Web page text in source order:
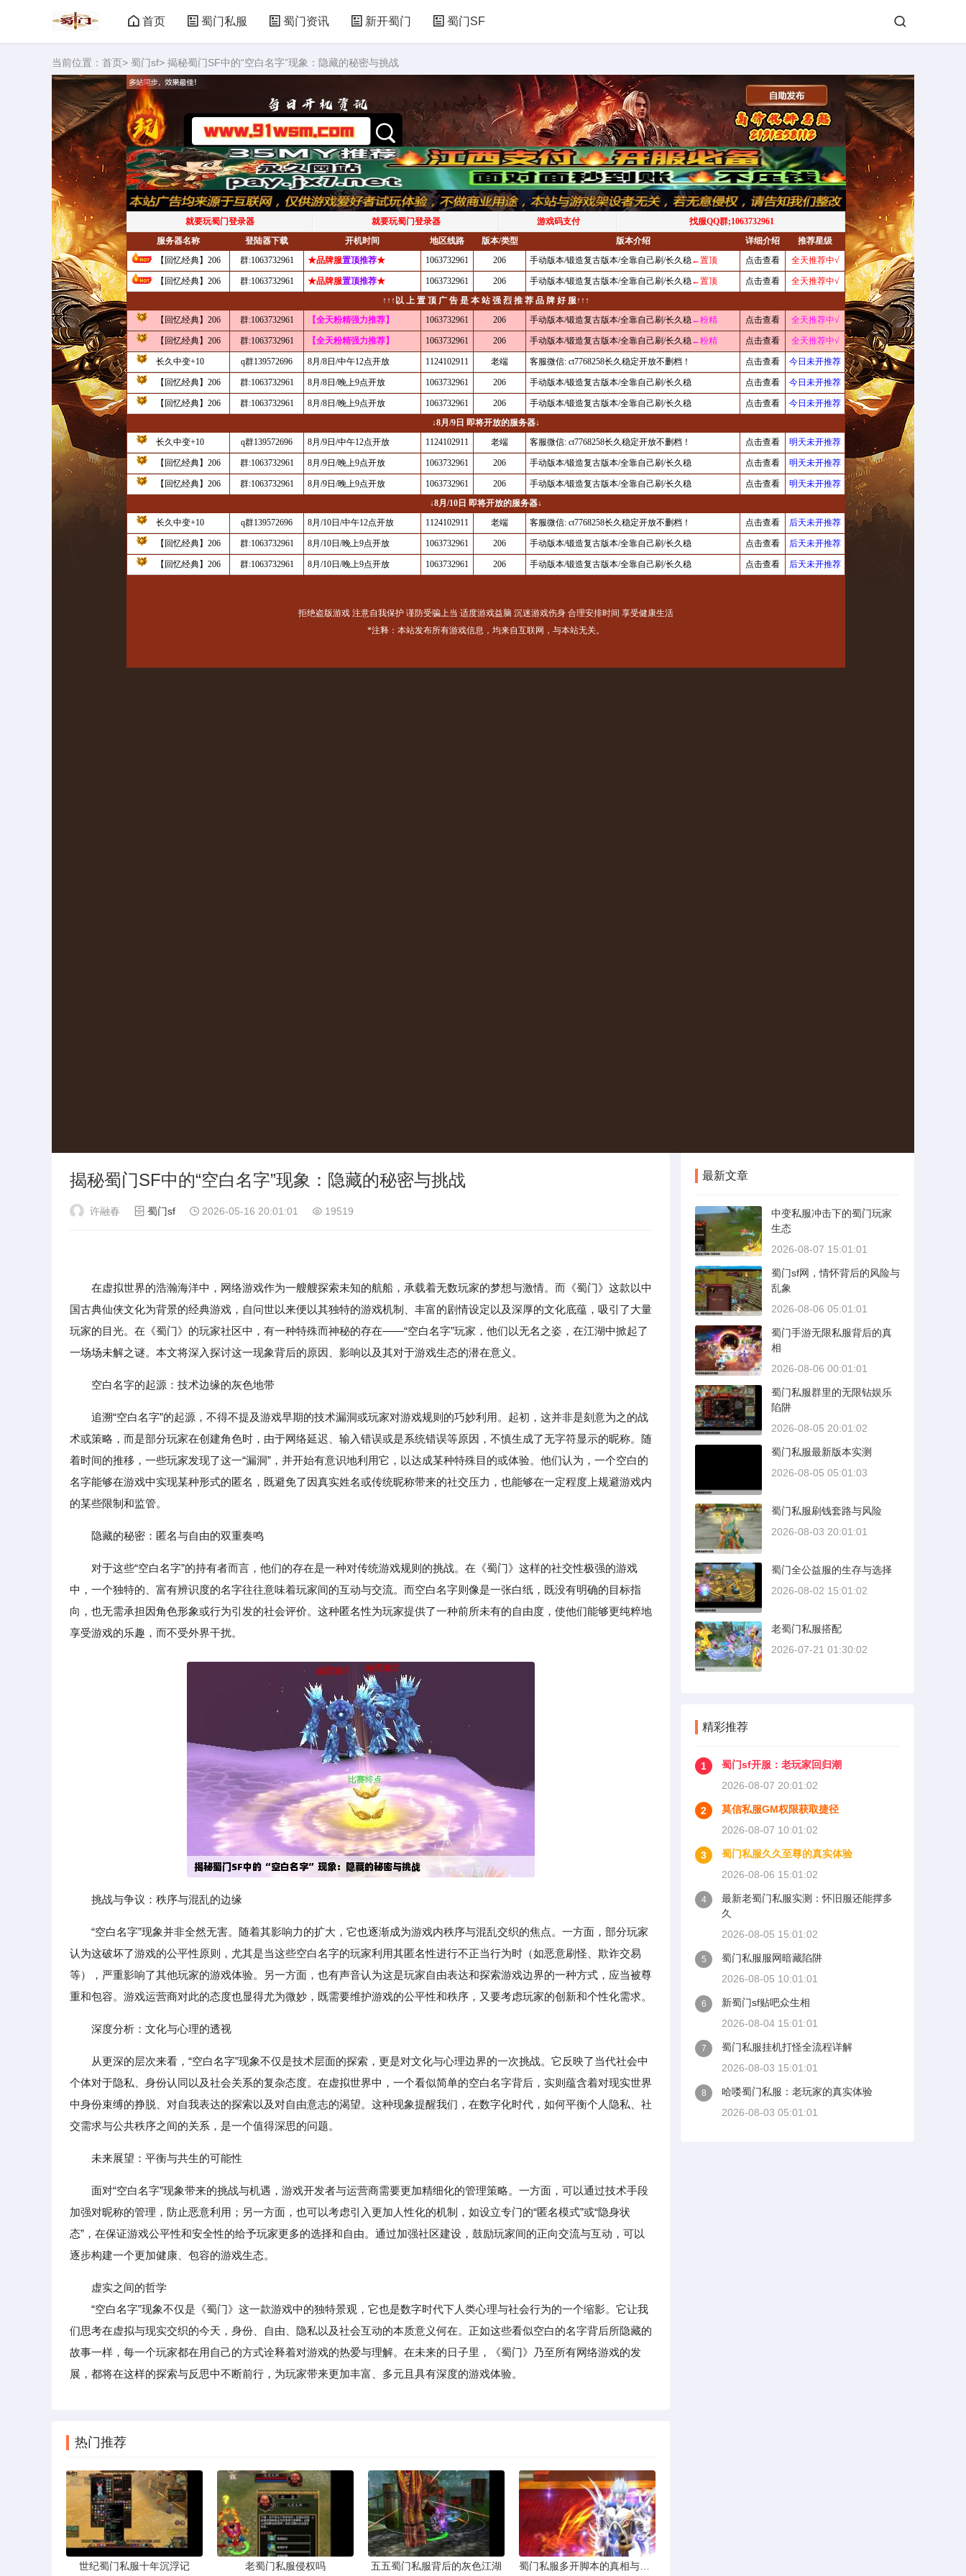
首页 蜀门私服 蜀门资讯 新开蜀门 蜀门SF
当前位置： 首页> 蜀门sf> 揭秘蜀门SF中的“空白名字”现象：隐藏的秘密与挑战
揭秘蜀门SF中的“空白名字”现象：隐藏的秘密与挑战
许融春 蜀门sf 2026-05-16 20:01:01 19519
在虚拟世界的浩瀚海洋中，网络游戏作为一艘艘探索未知的航船，承载着无数玩家的梦想与激情。而《蜀门》这款以中
国古典仙侠文化为背景的经典游戏，自问世以来便以其独特的游戏机制、丰富的剧情设定以及深厚的文化底蕴，吸引了大量
玩家的目光。在《蜀门》的玩家社区中，有一种特殊而神秘的存在——“空白名字”玩家，他们以无名之姿，在江湖中掀起了
一场场未解之谜。本文将深入探讨这一现象背后的原因、影响以及其对于游戏生态的潜在意义。
空白名字的起源：技术边缘的灰色地带
追溯“空白名字”的起源，不得不提及游戏早期的技术漏洞或玩家对游戏规则的巧妙利用。起初，这并非是刻意为之的战
术或策略，而是部分玩家在创建角色时，由于网络延迟、输入错误或是系统错误等原因，不慎生成了无字符显示的昵称。随
着时间的推移，一些玩家发现了这一“漏洞”，并开始有意识地利用它，以达成某种特殊目的或体验。他们认为，一个空白的
名字能够在游戏中实现某种形式的匿名，既避免了因真实姓名或传统昵称带来的社交压力，也能够在一定程度上规避游戏内
的某些限制和监管。
隐藏的秘密：匿名与自由的双重奏鸣
对于这些“空白名字”的持有者而言，他们的存在是一种对传统游戏规则的挑战。在《蜀门》这样的社交性极强的游戏
中，一个独特的、富有辨识度的名字往往意味着玩家间的互动与交流。而空白名字则像是一张白纸，既没有明确的目标指
向，也无需承担因角色形象或行为引发的社会评价。这种匿名性为玩家提供了一种前所未有的自由度，使他们能够更纯粹地
享受游戏的乐趣，而不受外界干扰。
挑战与争议：秩序与混乱的边缘
“空白名字”现象并非全然无害。随着其影响力的扩大，它也逐渐成为游戏内秩序与混乱交织的焦点。一方面，部分玩家
认为这破坏了游戏的公平性原则，尤其是当这些空白名字的玩家利用其匿名性进行不正当行为时（如恶意刷怪、欺诈交易
等），严重影响了其他玩家的游戏体验。另一方面，也有声音认为这是玩家自由表达和探索游戏边界的一种方式，应当被尊
重和包容。游戏运营商对此的态度也显得尤为微妙，既需要维护游戏的公平性和秩序，又要考虑玩家的创新和个性化需求。
深度分析：文化与心理的透视
从更深的层次来看，“空白名字”现象不仅是技术层面的探索，更是对文化与心理边界的一次挑战。它反映了当代社会中
个体对于隐私、身份认同以及社会关系的复杂态度。在虚拟世界中，一个看似简单的空白名字背后，实则蕴含着对现实世界
中身份束缚的挣脱、对自我表达的探索以及对自由意志的渴望。这种现象提醒我们，在数字化时代，如何平衡个人隐私、社
交需求与公共秩序之间的关系，是一个值得深思的问题。
未来展望：平衡与共生的可能性
面对“空白名字”现象带来的挑战与机遇，游戏开发者与运营商需要更加精细化的管理策略。一方面，可以通过技术手段
加强对昵称的管理，防止恶意利用；另一方面，也可以考虑引入更加人性化的机制，如设立专门的“匿名模式”或“隐身状
态”，在保证游戏公平性和安全性的给予玩家更多的选择和自由。通过加强社区建设，鼓励玩家间的正向交流与互动，可以
逐步构建一个更加健康、包容的游戏生态。
虚实之间的哲学
“空白名字”现象不仅是《蜀门》这一款游戏中的独特景观，它也是数字时代下人类心理与社会行为的一个缩影。它让我
们思考在虚拟与现实交织的今天，身份、自由、隐私以及社会互动的本质意义何在。正如这些看似空白的名字背后所隐藏的
故事一样，每一个玩家都在用自己的方式诠释着对游戏的热爱与理解。在未来的日子里，《蜀门》乃至所有网络游戏的发
展，都将在这样的探索与反思中不断前行，为玩家带来更加丰富、多元且具有深度的游戏体验。
热门推荐
世纪蜀门私服十年沉浮记 老蜀门私服侵权吗 五五蜀门私服背后的灰色江湖
最新文章
中变私服冲击下的蜀门玩家
生态
2026-08-07 15:01:01
蜀门sf网，情怀背后的风险与
乱象
2026-08-06 05:01:01
蜀门手游无限私服背后的真
相
2026-08-06 00:01:01
蜀门私服群里的无限钻娱乐
陷阱
2026-08-05 20:01:02
蜀门私服最新版本实测
2026-08-05 05:01:03
蜀门私服刷钱套路与风险
2026-08-03 20:01:01
蜀门全公益服的生存与选择
2026-08-02 15:01:02
老蜀门私服搭配
2026-07-21 01:30:02
精彩推荐
1
蜀门sf开服：老玩家回归潮
2026-08-07 20:01:02
2
莫信私服GM权限获取捷径
2026-08-07 10:01:02
3
蜀门私服久久至尊的真实体验
2026-08-06 15:01:02
4
最新老蜀门私服实测：怀旧服还能撑多
久
2026-08-05 15:01:02
5
蜀门私服服网暗藏陷阱
2026-08-05 10:01:01
6
新蜀门sf贴吧众生相
2026-08-04 15:01:01
7
蜀门私服挂机打怪全流程详解
2026-08-03 15:01:01
8
哈喽蜀门私服：老玩家的真实体验
2026-08-03 05:01:01